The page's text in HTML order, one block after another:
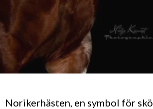
Norikerhästen, en symbol för